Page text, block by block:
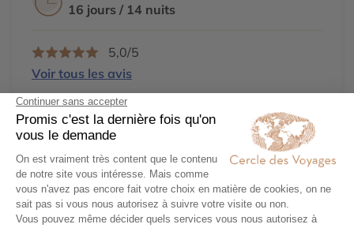
16 jours / 14 nuits
5,0/5
Voir tous les avis
Des conseillers créateurs d'expériences
Des voyages 100%
Unengagementlocal et responsable
Une agence 31Avenue Opéra
Demander un devis